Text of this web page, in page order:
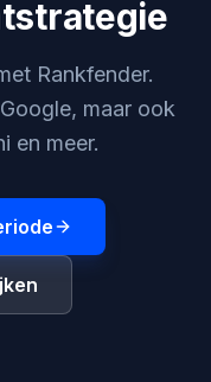
Rankfender.
maar ook
en meer.